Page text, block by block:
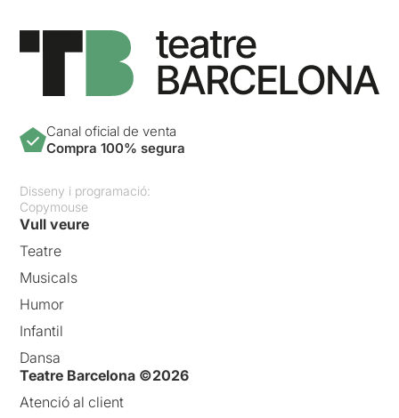
Canal oficial de venta
Compra 100% segura
Disseny i programació:
Copymouse
Vull veure
Teatre
Musicals
Humor
Infantil
Dansa
Teatre Barcelona ©2026
Atenció al client